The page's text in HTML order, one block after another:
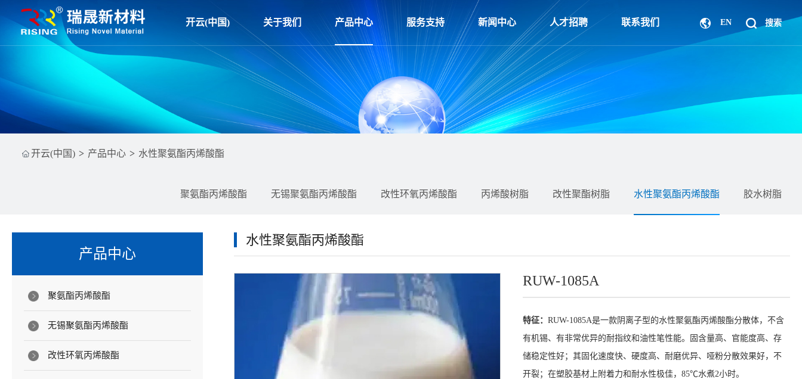
EN
开云(中国) 关于我们 产品中心 服务支持 新闻中心 人才招聘 联系我们
开云(中国) 产品中心 水性聚氨酯丙烯酸酯
聚氨酯丙烯酸酯 无锡聚氨酯丙烯酸酯 改性环氧丙烯酸酯 丙烯酸树脂 改性聚酯树脂 水性聚氨酯丙烯酸酯 胶水树脂
产品中心
聚氨酯丙烯酸酯
无锡聚氨酯丙烯酸酯
改性环氧丙烯酸酯
水性聚氨酯丙烯酸酯
RUW-1085A
特征：RUW-1085A是一款阴离子型的水性聚氨酯丙烯酸酯分散体，不含
有机锡、有非常优异的耐指纹和油性笔性能。固含量高、官能度高、存
储稳定性好；其固化速度快、硬度高、耐磨优异、哑粉分散效果好，不
开裂；在塑胶基材上附着力和耐水性极佳，85℃水煮2小时。